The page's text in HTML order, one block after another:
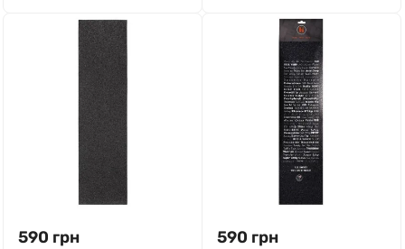
590 грн 590 грн